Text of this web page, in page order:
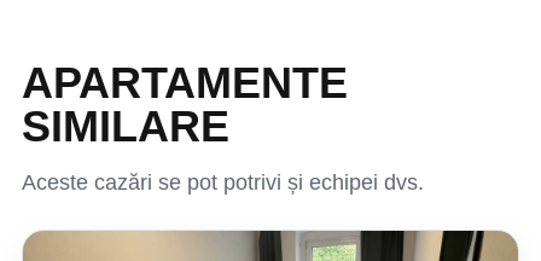
APARTAMENTE
SIMILARE
Aceste cazări se pot potrivi și echipei dvs.